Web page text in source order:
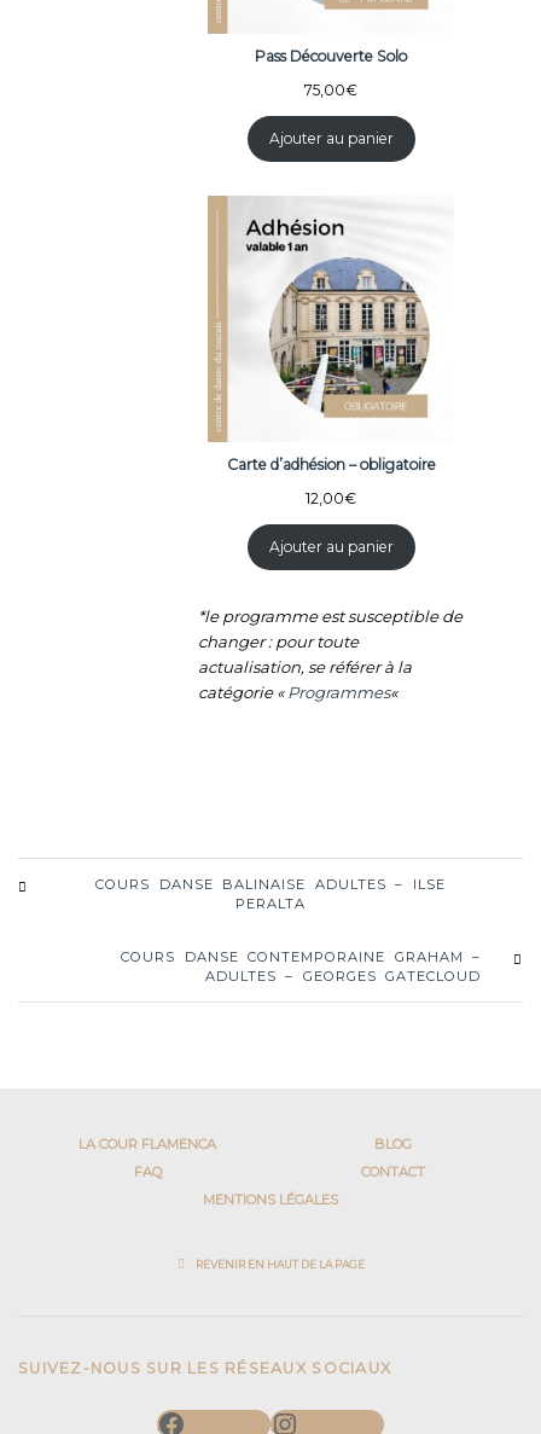
Pass Découverte Solo
75,00€
Ajouter au panier
Carte d’adhésion – obligatoire
12,00€
Ajouter au panier
*le programme est susceptible de
changer : pour toute
actualisation, se référer à la
catégorie «Programmes«
COURS DANSE BALINAISE ADULTES – ILSE
PERALTA
COURS DANSE CONTEMPORAINE GRAHAM –
ADULTES – GEORGES GATECLOUD
LA COUR FLAMENCA
BLOG
FAQ
CONTACT
MENTIONS LÉGALES
REVENIR EN HAUT DE LA PAGE
SUIVEZ-NOUS SUR LES RÉSEAUX SOCIAUX
FacebookInstagram